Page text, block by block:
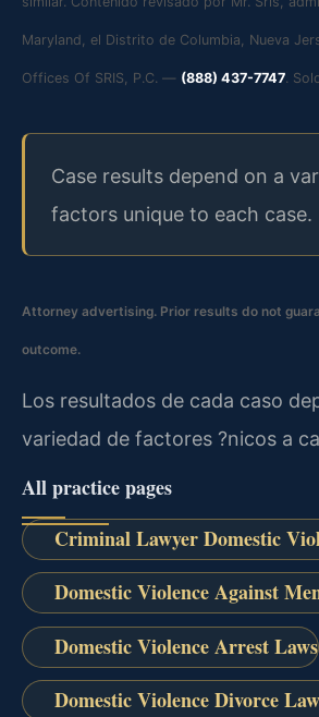
Maryland, el Distrito de Columbia, Nueva
Offices Of SRIS, P.C. — (888) 437-7747.
Case results depend on a
factors unique to each case.
Attorney advertising. Prior results do not
outcome.
Los resultados de cada caso
variedad de factores ?nicos a
All practice pages
Criminal Lawyer Domestic
Domestic Violence Against
Domestic Violence Arrest Laws
Domestic Violence Divorce